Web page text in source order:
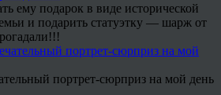
ему подарок в виде исторической
и подарить статуэтку — шарж от
портрет-сюрприз на мой день